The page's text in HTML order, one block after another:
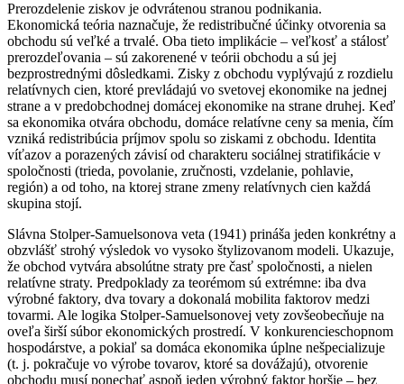
Prerozdelenie ziskov je odvrátenou stranou podnikania.
Ekonomická teória naznačuje, že redistribučné účinky otvorenia sa
obchodu sú veľké a trvalé. Oba tieto implikácie – veľkosť a stálosť
prerozdeľovania – sú zakorenené v teórii obchodu a sú jej
bezprostrednými dôsledkami. Zisky z obchodu vyplývajú z rozdielu
relatívnych cien, ktoré prevládajú vo svetovej ekonomike na jednej
strane a v predobchodnej domácej ekonomike na strane druhej. Keď
sa ekonomika otvára obchodu, domáce relatívne ceny sa menia, čím
vzniká redistribúcia príjmov spolu so ziskami z obchodu. Identita
víťazov a porazených závisí od charakteru sociálnej stratifikácie v
spoločnosti (trieda, povolanie, zručnosti, vzdelanie, pohlavie,
región) a od toho, na ktorej strane zmeny relatívnych cien každá
skupina stojí.
Slávna Stolper-Samuelsonova veta (1941) prináša jeden konkrétny a
obzvlášť strohý výsledok vo vysoko štylizovanom modeli. Ukazuje,
že obchod vytvára absolútne straty pre časť spoločnosti, a nielen
relatívne straty. Predpoklady za teorémom sú extrémne: iba dva
výrobné faktory, dva tovary a dokonalá mobilita faktorov medzi
tovarmi. Ale logika Stolper-Samuelsonovej vety zovšeobecňuje na
oveľa širší súbor ekonomických prostredí. V konkurencieschopnom
hospodárstve, a pokiaľ sa domáca ekonomika úplne nešpecializuje
(t. j. pokračuje vo výrobe tovarov, ktoré sa dovážajú), otvorenie
obchodu musí ponechať aspoň jeden výrobný faktor horšie – bez